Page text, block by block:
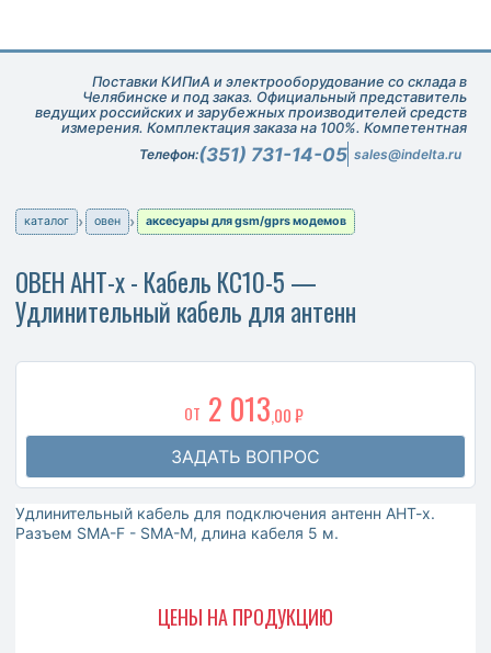
Поставки КИПиА и электрооборудование со склада в
Челябинске и под заказ. Официальный представитель
ведущих российских и зарубежных производителей средств
измерения. Комплектация заказа на 100%. Компетентная
техническая поддержка при подборе оборудования.
Телефон:(351) 731-14-05 sales@indelta.ru
каталог овен аксесуары для gsm/gprs модемов
ОВЕН АНТ-х - Кабель КС10-5 —
Удлинительный кабель для антенн
ОТ 2 013,00 ₽
ЗАДАТЬ ВОПРОС
Удлинительный кабель для подключения антенн АНТ-х.
Разъем SMA-F - SMA-M, длина кабеля 5 м.
ЦЕНЫ НА ПРОДУКЦИЮ